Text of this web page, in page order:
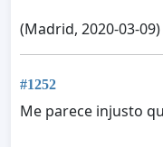
(Madrid, 2020-03-09)
#1252
Me parece injusto